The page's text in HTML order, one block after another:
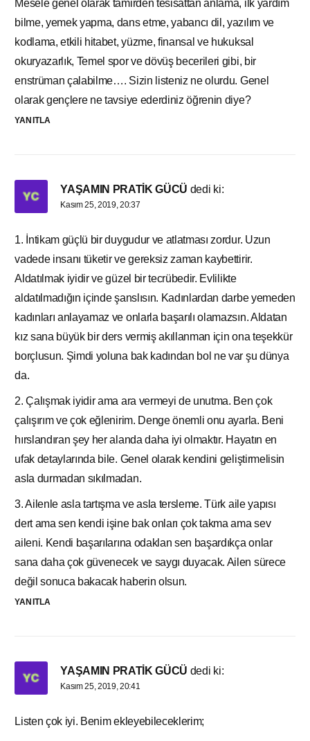
Mesele genel olarak tamirden tesisattan anlama, ilk yardım
bilme, yemek yapma, dans etme, yabancı dil, yazılım ve
kodlama, etkili hitabet, yüzme, finansal ve hukuksal
okuryazarlık, Temel spor ve dövüş becerileri gibi, bir
enstrüman çalabilme…. Sizin listeniz ne olurdu. Genel
olarak gençlere ne tavsiye ederdiniz öğrenin diye?
YANITLA
YAŞAMIN PRATİK GÜCÜ dedi ki:
Kasım 25, 2019, 20:37
1. İntikam güçlü bir duygudur ve atlatması zordur. Uzun
vadede insanı tüketir ve gereksiz zaman kaybettirir.
Aldatılmak iyidir ve güzel bir tecrübedir. Evlilikte
aldatılmadığın içinde şanslısın. Kadınlardan darbe yemeden
kadınları anlayamaz ve onlarla başarılı olamazsın. Aldatan
kız sana büyük bir ders vermiş akıllanman için ona teşekkür
borçlusun. Şimdi yoluna bak kadından bol ne var şu dünya
da.
2. Çalışmak iyidir ama ara vermeyi de unutma. Ben çok
çalışırım ve çok eğlenirim. Denge önemli onu ayarla. Beni
hırslandıran şey her alanda daha iyi olmaktır. Hayatın en
ufak detaylarında bile. Genel olarak kendini geliştirmelisin
asla durmadan sıkılmadan.
3. Ailenle asla tartışma ve asla tersleme. Türk aile yapısı
dert ama sen kendi işine bak onları çok takma ama sev
aileni. Kendi başarılarına odaklan sen başardıkça onlar
sana daha çok güvenecek ve saygı duyacak. Ailen sürece
değil sonuca bakacak haberin olsun.
YANITLA
YAŞAMIN PRATİK GÜCÜ dedi ki:
Kasım 25, 2019, 20:41
Listen çok iyi. Benim ekleyebileceklerim;